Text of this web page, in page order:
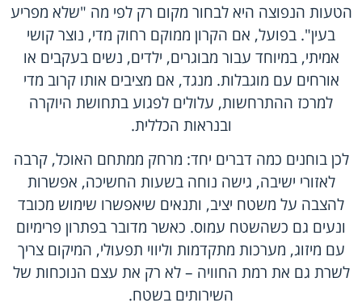
הטעות הנפוצה היא לבחור מקום רק לפי מה "שלא מפריע
בעין". בפועל, אם הקרון ממוקם רחוק מדי, נוצר קושי
אמיתי, במיוחד עבור מבוגרים, ילדים, נשים בעקבים או
אורחים עם מוגבלות. מנגד, אם מציבים אותו קרוב מדי
למרכז ההתרחשות, עלולים לפגוע בתחושת היוקרה
ובנראות הכללית.
לכן בוחנים כמה דברים יחד: מרחק ממתחם האוכל, קרבה
לאזורי ישיבה, גישה נוחה בשעות החשיכה, אפשרות
להצבה על משטח יציב, ותנאים שיאפשרו שימוש מכובד
ונעים גם כשהשטח עמוס. כאשר מדובר בפתרון פרימיום
עם מיזוג, מערכות מתקדמות וליווי תפעולי, המיקום צריך
לשרת גם את רמת החוויה – לא רק את עצם הנוכחות של
השירותים בשטח.